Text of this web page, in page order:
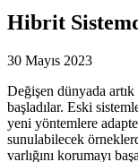
Hibrit
30 Mayıs 2023
Değişen dünyada
başladılar. Eski
yeni yöntemlere
sunulabilecek
varlığını korumayı